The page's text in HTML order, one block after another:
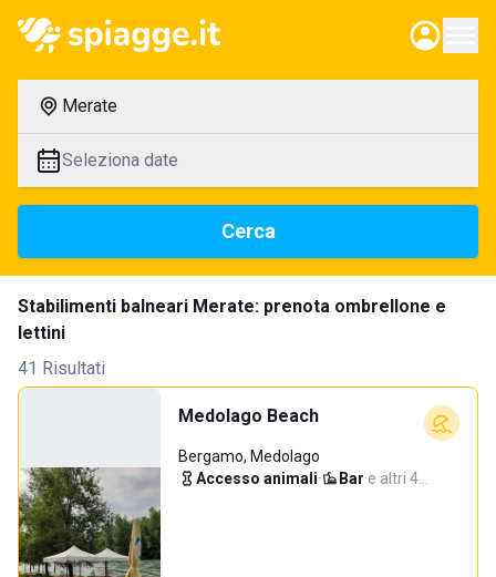
Merate
Seleziona date
Cerca
Stabilimenti balneari Merate: prenota ombrellone e
lettini
41 Risultati
Medolago Beach
Bergamo, Medolago
Accesso animali· Bar·e altri 4…